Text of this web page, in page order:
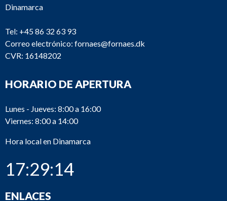
Dinamarca
Tel: +45 86 32 63 93
Correo electrónico: fornaes@fornaes.dk
CVR: 16148202
HORARIO DE APERTURA
Lunes - Jueves: 8:00 a 16:00
Viernes: 8:00 a 14:00
Hora local en Dinamarca
17:29:14
ENLACES